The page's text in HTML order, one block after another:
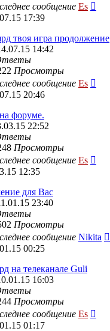
сообщение Es
17:39
твоя игра продолжение
14:42
Просмотры
сообщение Es
20:46
форуме.
22:52
Просмотры
сообщение Es
12:35
для Вас
23:40
Просмотры
сообщение Nikita
00:25
на телеканале Guli
16:03
Просмотры
сообщение Es
01:17